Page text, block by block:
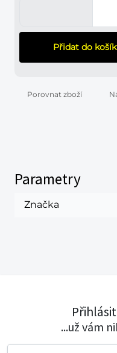
Přidat do
Porovnat zboží
Parametry
Značka
...už vám